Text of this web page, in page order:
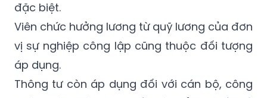
Trung ương, cấp tỉnh, cấp xã, đặc khu trực
thuộc cấp tỉnh và đơn vị hành chính - kinh tế
đặc biệt.
Viên chức hưởng lương từ quỹ lương của đơn
vị sự nghiệp công lập cũng thuộc đối tượng